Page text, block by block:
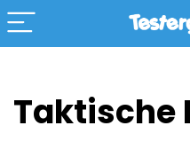
Taktische